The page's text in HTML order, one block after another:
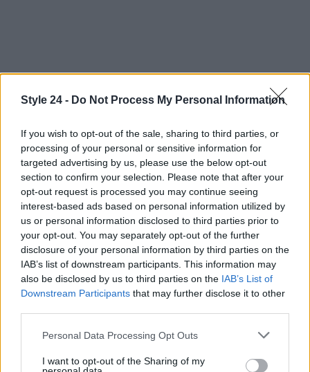
Style 24 - Do Not Process My Personal Information
If you wish to opt-out of the sale, sharing to third parties, or
processing of your personal or sensitive information for
targeted advertising by us, please use the below opt-out
section to confirm your selection. Please note that after your
opt-out request is processed you may continue seeing
interest-based ads based on personal information utilized by
us or personal information disclosed to third parties prior to
your opt-out. You may separately opt-out of the further
disclosure of your personal information by third parties on the
IAB’s list of downstream participants. This information may
also be disclosed by us to third parties on the IAB’s List of
Downstream Participants that may further disclose it to other
Please note that this website/app uses one or more Google
not limited to your visit or usage behaviour. You may click to
Personal Data Processing Opt Outs
I want to opt-out of the Sharing of my
AUTORE
Staff